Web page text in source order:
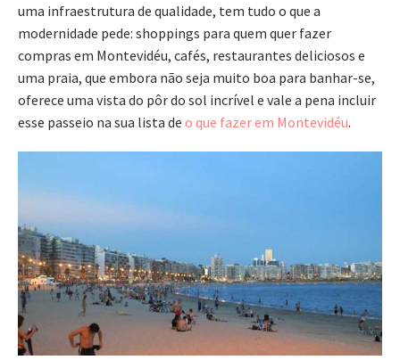
uma infraestrutura de qualidade, tem tudo o que a
modernidade pede: shoppings para quem quer fazer
compras em Montevidéu, cafés, restaurantes deliciosos e
uma praia, que embora não seja muito boa para banhar-se,
oferece uma vista do pôr do sol incrível e vale a pena incluir
esse passeio na sua lista de o que fazer em Montevidéu.